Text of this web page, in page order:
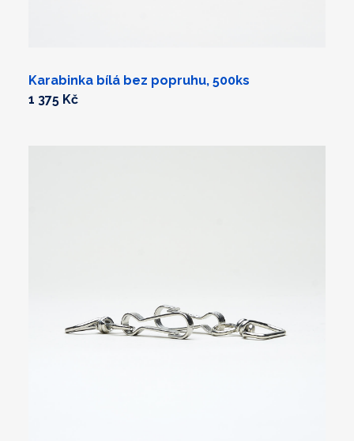
Karabinka bílá bez popruhu, 500ks
1 375 Kč